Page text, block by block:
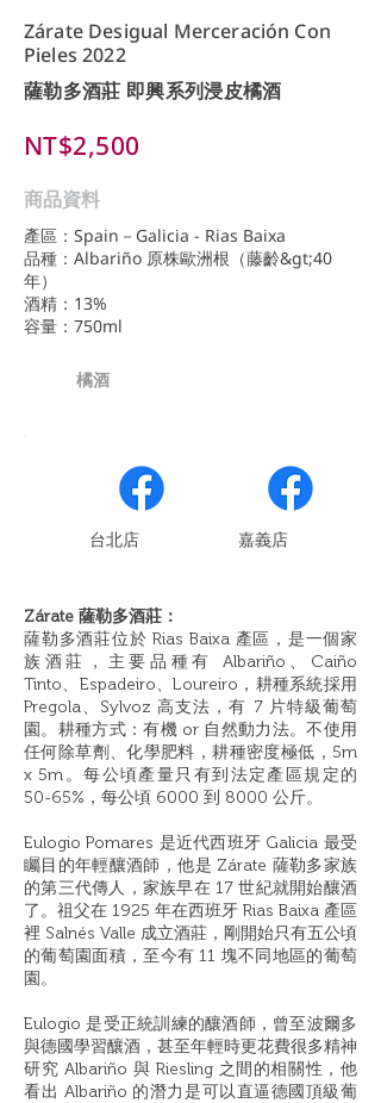
Zárate Desigual Merceración Con
Pieles 2022
薩勒多酒莊 即興系列浸皮橘酒
NT$2,500
商品資料
產區：Spain－Galicia - Rias Baixa
品種：Albariño 原株歐洲根（藤齡&gt;40
年）
酒精：13%
容量：750ml
橘酒
​台北店 嘉義店
Zárate 薩勒多酒莊：
薩勒多酒莊位於 Rias Baixa 產區，是一個家
族酒莊，主要品種有 Albariño、Caiño
Tinto、Espadeiro、Loureiro，耕種系統採用
Pregola、Sylvoz 高支法，有 7 片特級葡萄
園。耕種方式：有機 or 自然動力法。不使用
任何除草劑、化學肥料，耕種密度極低，5m
x 5m。每公頃產量只有到法定產區規定的
50-65%，每公頃 6000 到 8000 公斤。
Eulogio Pomares 是近代西班牙 Galicia 最受
矚目的年輕釀酒師，他是 Zárate 薩勒多家族
的第三代傳人，家族早在 17 世紀就開始釀酒
了。祖父在 1925 年在西班牙 Rias Baixa 產區
裡 Salnés Valle 成立酒莊，剛開始只有五公頃
的葡萄園面積，至今有 11 塊不同地區的葡萄
園。
Eulogio 是受正統訓練的釀酒師，曾至波爾多
與德國學習釀酒，甚至年輕時更花費很多精神
研究 Albariño 與 Riesling 之間的相關性，他
看出 Albariño 的潛力是可以直逼德國頂級葡